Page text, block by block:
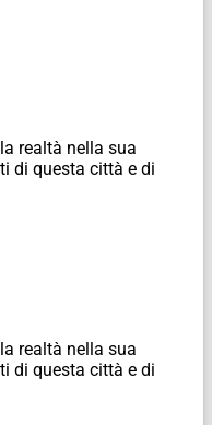
realtà nella sua
di questa città e di
realtà nella sua
di questa città e di